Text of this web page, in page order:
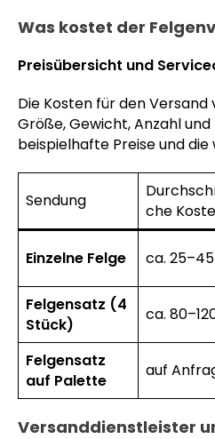
Was kostet der
Preisübersicht und
Die Kosten für den
Größe, Gewicht, Anzahl
beispielhafte Preise und
Sendung
che
Einzelne Felge ca.
Felgensatz (4
Stück)
ca.
Felgensatz
auf Palette
auf
Versanddienstleister